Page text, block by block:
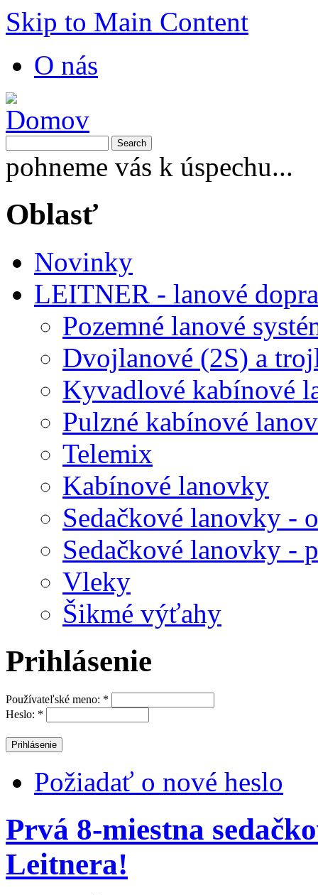
Skip to Main Content
O nás
pohneme vás k úspechu...
Oblasť
Novinky
LEITNER - lanové
Pozemné lanové
Dvojlanové (2S) a
Kyvadlové kabínové
Pulzné kabínové
Telemix
Kabínové lanovky
Sedačkové lanovky -
Sedačkové lanovky -
Vleky
Šikmé výťahy
Prihlásenie
Používateľské meno: *
Heslo: *
Požiadať o nové heslo
Prvá 8-miestna
Leitnera!